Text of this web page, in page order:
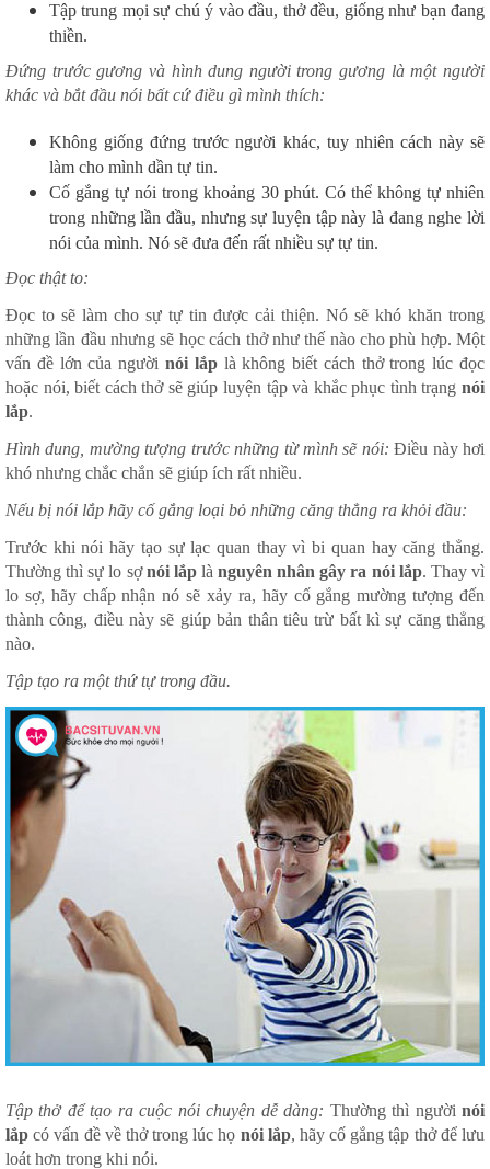
Tập trung mọi sự chú ý vào đầu, thở đều, giống như bạn đang
thiền.
Đứng trước gương và hình dung người trong gương là một người
khác và bắt đầu nói bất cứ điều gì mình thích:
Không giống đứng trước người khác, tuy nhiên cách này sẽ
làm cho mình dần tự tin.
Cố gắng tự nói trong khoảng 30 phút. Có thể không tự nhiên
trong những lần đầu, nhưng sự luyện tập này là đang nghe lời
nói của mình. Nó sẽ đưa đến rất nhiều sự tự tin.
Đọc thật to:
Đọc to sẽ làm cho sự tự tin được cải thiện. Nó sẽ khó khăn trong
những lần đầu nhưng sẽ học cách thở như thế nào cho phù hợp. Một
vấn đề lớn của người nói lắplà không biết cách thở trong lúc đọc
hoặc nói, biết cách thở sẽ giúp luyện tập và khắc phục tình trạng nói
lắp.
Hình dung, mường tượng trước những từ mình sẽ nói: Điều này hơi
khó nhưng chắc chắn sẽ giúp ích rất nhiều.
Nếu bị nói lắp hãy cố gắng loại bỏ những căng thẳng ra khỏi đầu:
Trước khi nói hãy tạo sự lạc quan thay vì bi quan hay căng thẳng.
Thường thì sự lo sợnói lắplànguyên nhân gây ra nói lắp. Thay vì
lo sợ, hãy chấp nhận nó sẽ xảy ra, hãy cố gắng mường tượng đến
thành công, điều này sẽ giúp bản thân tiêu trừ bất kì sự căng thẳng
nào.
Tập tạo ra một thứ tự trong đầu.
Tập thở để tạo ra cuộc nói chuyện dễ dàng: Thường thì ngườinói
lắp có vấn đề về thở trong lúc họ nói lắp, hãy cố gắng tập thở để lưu
loát hơn trong khi nói.